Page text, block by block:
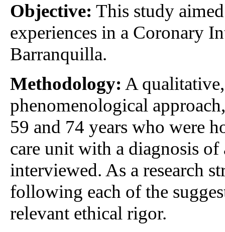
Objective: This study
experiences in a Coronary
Barranquilla.
Methodology: A
phenomenological
59 and 74 years who were
care unit with a diagnosis
interviewed. As a research
following each of the
relevant ethical rigor.